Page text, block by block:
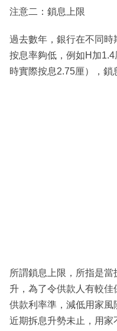
注意二：鎖息上限
過去數年，銀行在不同時
按息率夠低，例如H加
時實際按息2.75厘），鎖
所謂鎖息上限，所指是
升，為了令供款人有較
供款利率準，減低用家風
近期拆息升勢未止，用